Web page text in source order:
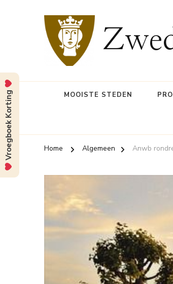
MOOISTE STEDEN
Home Algemeen Anwb
Vroegboek Korting